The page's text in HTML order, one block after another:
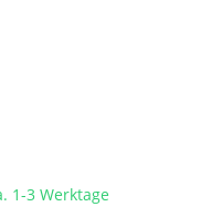
1-3 Werktage